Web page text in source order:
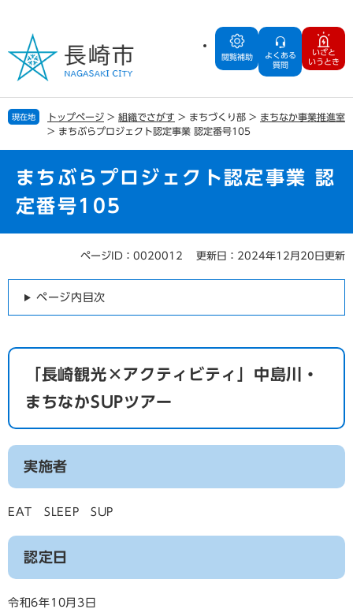
の
で
す
ー
ば
し
閲覧補助
よくある
質問
いざと
いうとき
現在地 トップページ > 組織でさがす > まちづくり部 > まちなか事業推進室
> まちぶらプロジェクト認定事業 認定番号105
まちぶらプロジェクト認定事業 認
定番号105
ページID：0020012 更新日：2024年12月20日更新
ページ内目次
「長崎観光×アクティビティ」中島川・
まちなかSUPツアー
実施者
EAT SLEEP SUP
認定日
令和6年10月3日